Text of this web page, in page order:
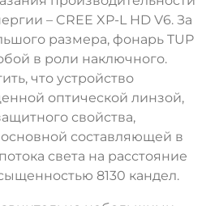
– CREE XP-L HD V6. За
размера, фонарь TUP
в роли наключного.
что устройство
оптической линзой,
свойства,
составляющей в
света на расстояние
8130 кандел.